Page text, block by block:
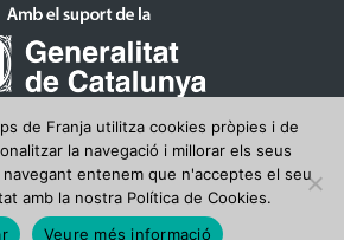
de Franja• Funciona gràcies a
GeneratePress
de Franja utilitza cookies pròpies i de
la navegació i millorar els seus
entenem que n'acceptes el seu
amb la nostra Política de Cookies.
Veure més informació